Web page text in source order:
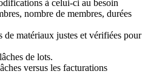
à celui-ci au besoin
nombre de membres, durées
de matériaux justes et vérifiées pour
de lots.
versus les facturations